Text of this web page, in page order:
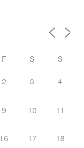
F S S
2 3 4
9 10 11
16 17 18